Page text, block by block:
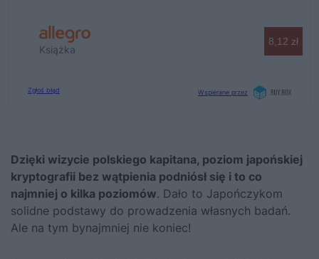
Dzięki wizycie polskiego kapitana, poziom japońskiej
kryptografii bez wątpienia podniósł się i to co
najmniej o kilka poziomów. Dało to Japończykom
solidne podstawy do prowadzenia własnych badań.
Ale na tym bynajmniej nie koniec!